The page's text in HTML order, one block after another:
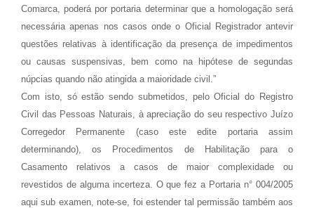
Comarca, poderá por portaria determinar que a homologação será
necessária apenas nos casos onde o Oficial Registrador antevir
questões relativas à identificação da presença de impedimentos
ou causas suspensivas, bem como na hipótese de segundas
núpcias quando não atingida a maioridade civil.”
Com isto, só estão sendo submetidos, pelo Oficial do Registro
Civil das Pessoas Naturais, à apreciação do seu respectivo Juízo
Corregedor Permanente (caso este edite portaria assim
determinando), os Procedimentos de Habilitação para o
Casamento relativos a casos de maior complexidade ou
revestidos de alguma incerteza. O que fez a Portaria n° 004/2005
aqui sub examen, note-se, foi estender tal permissão também aos